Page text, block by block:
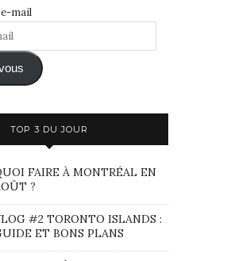
mail
TOP 3 DU JOUR
FAIRE À MONTRÉAL EN
?
#2 TORONTO ISLANDS :
ET BONS PLANS